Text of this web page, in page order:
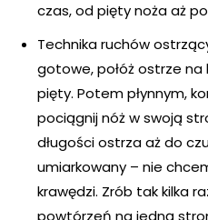
czas, od pięty noża aż
Technika ruchów
gotowe, połóż ostrze
pięty. Potem płynnym,
pociągnij nóż w swoją
długości ostrza aż do
umiarkowany – nie
krawędzi. Zrób tak kilka